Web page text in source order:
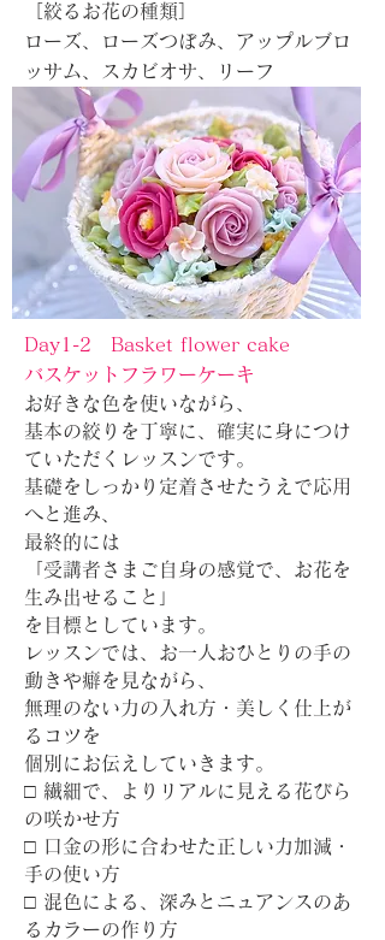
［絞るお花の種類］
ローズ、ローズつぼみ、アップルブロ
ッサム、スカビオサ、リーフ
Day1-2 Basket flower cake
​バスケットフラワーケーキ
お好きな色を使いながら、
基本の絞りを丁寧に、確実に身につけ
ていただくレッスンです。
基礎をしっかり定着させたうえで応用
へと進み、
最終的には
「受講者さまご自身の感覚で、お花を
生み出せること」
を目標としています。
レッスンでは、お一人おひとりの手の
動きや癖を見ながら、
無理のない力の入れ方・美しく仕上が
るコツを
個別にお伝えしていきます。
□ 繊細で、よりリアルに見える花びら
の咲かせ方
□ 口金の形に合わせた正しい力加減・
手の使い方
□ 混色による、深みとニュアンスのあ
るカラーの作り方